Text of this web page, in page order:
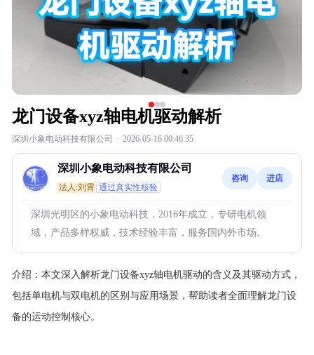
龙门设备xyz轴电机驱动解析
深圳小象电动科技有限公司 · 2026-05-16 00:46:35
深圳小象电动科技有限公司
法人:刘霄 通过真实性核验
咨询 进店
深圳光明区的小象电动科技，2016年成立，专研电机领
域，产品多样权威，技术经验丰富，服务国内外市场。
介绍： 本文深入解析龙门设备xyz轴电机驱动的含义及其驱动方式，
包括单电机与双电机的区别与应用场景，帮助读者全面理解龙门设
备的运动控制核心。